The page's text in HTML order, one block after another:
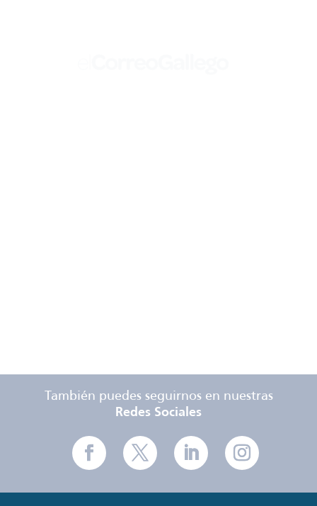
También puedes seguirnos en nuestras
Redes Sociales